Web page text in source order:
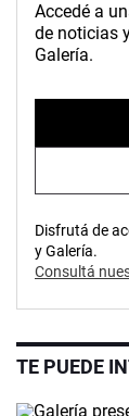
Accedé a
de noticias
Galería.
Disfrutá de
y Galería.
Consultá
TE PUEDE